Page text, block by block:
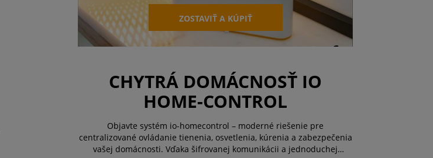
ZOSTAVIŤ A KÚPIŤ
CHYTRÁ DOMÁCNOSŤ IO
HOME-CONTROL
Objavte systém io-homecontrol – moderné riešenie pre
centralizované ovládanie tienenia, osvetlenia, kúrenia a zabezpečenia
vašej domácnosti. Vďaka šifrovanej komunikácii a jednoduchej